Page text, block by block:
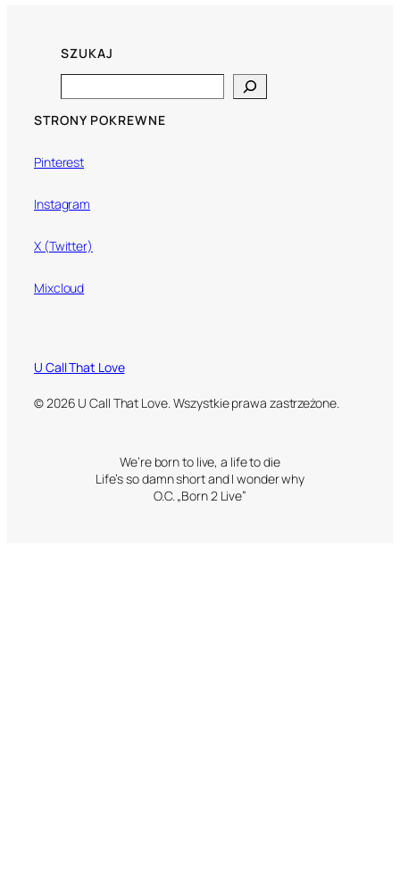
SZUKAJ
STRONY POKREWNE
Pinterest
Instagram
X (Twitter)
Mixcloud
U Call That Love
© 2026 U Call That Love. Wszystkie prawa zastrzeżone.
We’re born to live, a life to die
Life’s so damn short and I wonder why
O.C. „Born 2 Live”